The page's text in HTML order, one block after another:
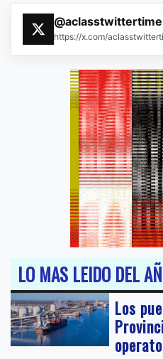
https://x.com/
LO MAS LEIDO DEL
Los